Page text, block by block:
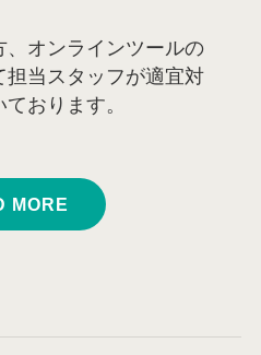
、オンラインツールの
担当スタッフが適宜対
おります。
MORE